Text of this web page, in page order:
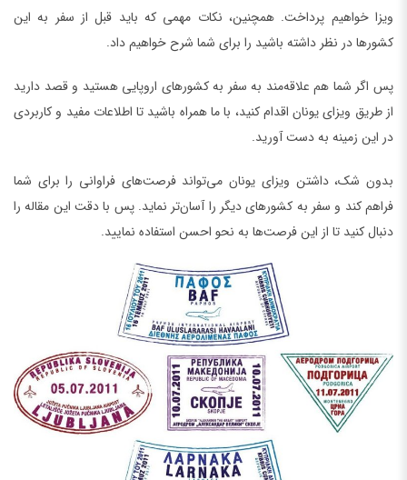
ویزا خواهیم پرداخت. همچنین، نکات مهمی که باید قبل از سفر به این
کشورها در نظر داشته باشید را برای شما شرح خواهیم داد.
پس اگر شما هم علاقه‌مند به سفر به کشورهای اروپایی هستید و قصد دارید
از طریق ویزای یونان اقدام کنید، با ما همراه باشید تا اطلاعات مفید و کاربردی
در این زمینه به دست آورید.
بدون شک، داشتن ویزای یونان می‌تواند فرصت‌های فراوانی را برای شما
فراهم کند و سفر به کشورهای دیگر را آسان‌تر نماید. پس با دقت این مقاله را
دنبال کنید تا از این فرصت‌ها به نحو احسن استفاده نمایید.